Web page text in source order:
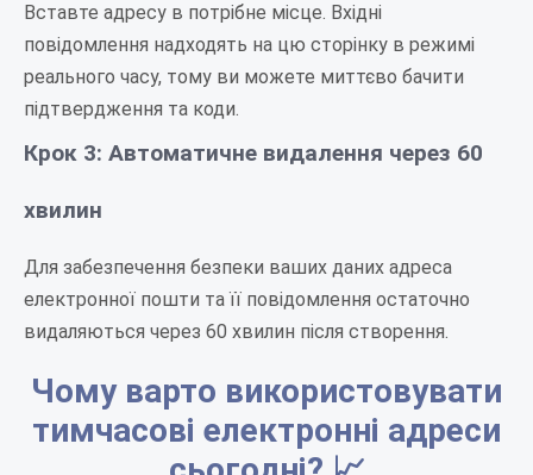
Вставте адресу в потрібне місце. Вхідні
повідомлення надходять на цю сторінку в режимі
реального часу, тому ви можете миттєво бачити
підтвердження та коди.
Крок 3: Автоматичне видалення через 60
хвилин
Для забезпечення безпеки ваших даних адреса
електронної пошти та її повідомлення остаточно
видаляються через 60 хвилин після створення.
Чому варто використовувати
тимчасові електронні адреси